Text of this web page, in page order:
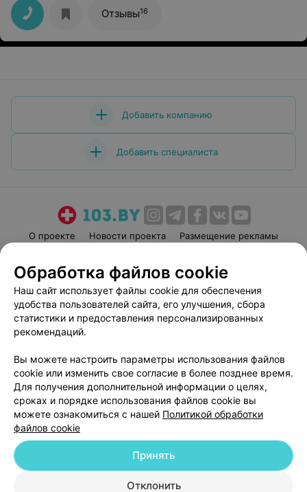
Отзывы16
Добавить компанию
Добавить специалиста
О проекте Новости проекта
Размещение рекламы
Пользовательское соглашение
Способы оплаты
Вакансии
Партнеры
Написать руководителю 103.by
Обработка персональных данных
© 2026 ООО «Артокс Лаб», УНП 191700409
| 220012, Республика Беларусь,
г. Минск, улица Толбухина, 2, пом. 16 | help@103.by
Обработка файлов cookie
Наш сайт использует файлы cookie для обеспечения
удобства пользователей сайта, его улучшения, сбора
статистики и предоставления персонализированных
рекомендаций.
Вы можете настроить параметры использования файлов
cookie или изменить свое согласие в более позднее время.
Для получения дополнительной информации о целях,
сроках и порядке использования файлов cookie вы
можете ознакомиться с нашей Политикой обработки
файлов cookie
Отклонить
Принять